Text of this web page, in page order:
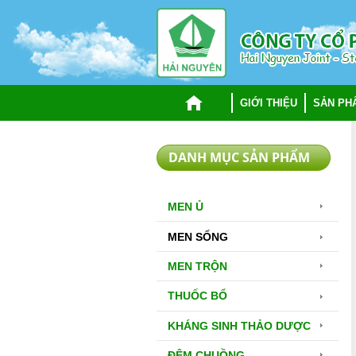
TRANG CHỦ GIỚI THIỆU SẢN
DANH MỤC SẢN PHẨM
MEN Ủ
MEN SỐNG
MEN TRỘN
THUỐC BỔ
KHÁNG SINH THẢO DƯỢC